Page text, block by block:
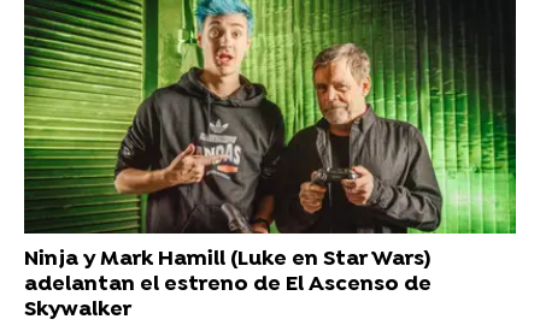
Ninja y Mark Hamill (Luke en Star Wars)
adelantan el estreno de El Ascenso de
Skywalker